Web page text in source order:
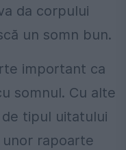
da corpului
un somn bun.
important ca
somnul. Cu alte
tipul uitatului
unor rapoarte